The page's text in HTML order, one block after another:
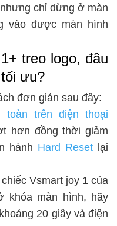
chỉ dừng ở màn
vào được màn hình
treo logo, đâu
ưu?
đơn giản sau đây:
toàn trên điện thoại
hơn đồng thời giảm
hành Hard Resetlại
Vsmart joy 1 của
khóa màn hình, hãy
20 giây và điện